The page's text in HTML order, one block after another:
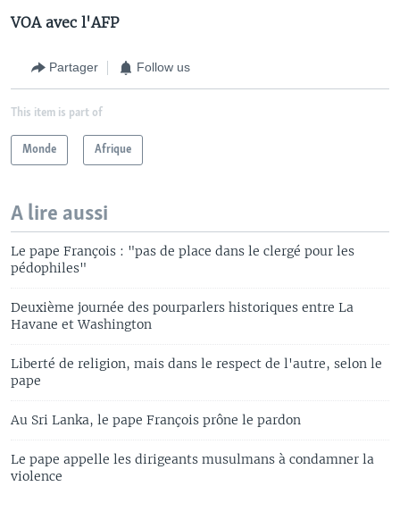
VOA avec l'AFP
Partager Follow us
This item is part of
Monde Afrique
A lire aussi
Le pape François : "pas de place dans le clergé pour les
pédophiles"
Deuxième journée des pourparlers historiques entre La
Havane et Washington
Liberté de religion, mais dans le respect de l'autre, selon le
pape
Au Sri Lanka, le pape François prône le pardon
Le pape appelle les dirigeants musulmans à condamner la
violence